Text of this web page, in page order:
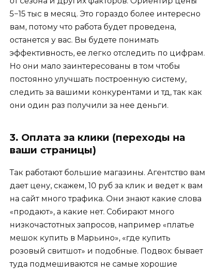
5−15 тыс в месяц. Это гораздо более интересно
вам, потому что работа будет проведена,
останется у вас. Вы будете понимать
эффективность, ее легко отследить по цифрам.
Но они мало заинтересованы в том чтобы
постоянно улучшать построенную систему,
следить за вашими конкурентами и тд, так как
они один раз получили за нее деньги.
3. Оплата за клики (переходы на
ваши страницы)
Так работают большие магазины. Агентство вам
дает цену, скажем, 10 руб за клик и ведет к вам
на сайт много трафика. Они знают какие слова
«продают», а какие нет. Собирают много
низкочастотных запросов, например «платье
мешок купить в Марьино», «где купить
розовый свитшот» и подобные. Подвох: бывает
туда подмешиваются не самые хорошие